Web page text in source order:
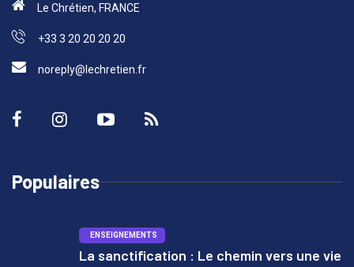
Le Chrétien, FRANCE
+33 3 20 20 20 20
noreply@lechretien.fr
Populaires
ENSEIGNEMENTS
La sanctification : Le chemin vers une vie